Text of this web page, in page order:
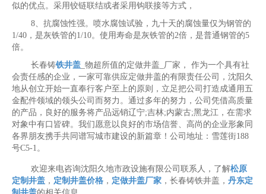
似的优点。采用铰链联结或者采用钩联接等方式，
8、抗腐蚀性强。喷水腐蚀试验，九十天的腐蚀量仅为钢管的
1/40，是灰铁管的1/10。使用寿命是灰铁管的2倍，是普通钢管的5
倍。
长春铸铁井盖_物超所值的定做井盖_厂家， 作为一个具有社
会责任感的企业，一家可靠供应定做井盖的有限责任公司，沈阳久
地从创立开始一直奉行客户至上的原则，立足把公司打造成通用五
金配件领域的领头公司而努力。通过多年的努力，公司凭借高质量
的产品，良好的服务将产品远销辽宁;吉林;内蒙古;黑龙江，在需求
对象中有口皆碑。我们愿意以良好的市场信誉、高尚的企业形象同
各界朋友携手共同谱写城市建设的新篇章！公司地址：雪莲街188
号C5-1。
欢迎来电咨询沈阳久地市政设施有限公司联系人，了解松原
定制井盖， 定制井盖价格， 定做井盖厂家，长春铸铁井盖， 丹东定